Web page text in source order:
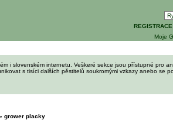
REGISTRACE
Moje G
i slovenském internetu. Veškeré sekce jsou přístupné pro
s tisíci dalších pěstitelů soukromými vzkazy anebo se
grower placky